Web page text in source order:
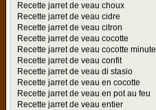
Recette jarret de veau choux
Recette jarret de veau cidre
Recette jarret de veau citron
Recette jarret de veau cocotte
Recette jarret de veau cocotte minute
Recette jarret de veau confit
Recette jarret de veau di stasio
Recette jarret de veau en cocotte
Recette jarret de veau en pot au feu
Recette jarret de veau entier